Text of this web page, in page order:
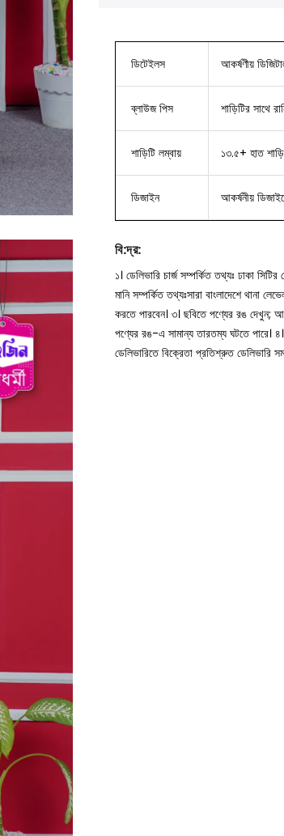
ডিটেইলস আকর্ষণীয়
ব্লাউজ পিস শাড়িটির সাথে
শাড়িটি লম্বায় ১৩.৫+ হাত
ডিজাইন আকর্ষনীয়
বি:দ্র:
১। ডেলিভারি চার্জ সম্পর্কিত তথ্যঃ ঢাকা
মানি সম্পর্কিত তথ্যঃসারা বাংলাদেশে থানা
করতে পারবেন। ৩। ছবিতে পণ্যের রঙ দেখুন;
পণ্যের রঙ-এ সামান্য তারতম্য ঘটতে পারে।
ডেলিভারিতে বিক্রেতা প্রতিশ্রুত ডেলিভারি